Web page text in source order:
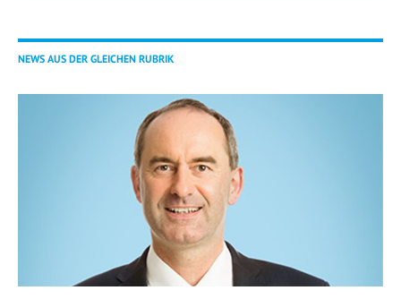
NEWS AUS DER GLEICHEN RUBRIK